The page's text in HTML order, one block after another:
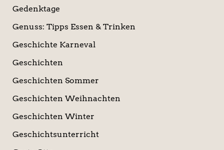
Gedenktage
Genuss: Tipps Essen & Trinken
Geschichte Karneval
Geschichten
Geschichten Sommer
Geschichten Weihnachten
Geschichten Winter
Geschichtsunterricht